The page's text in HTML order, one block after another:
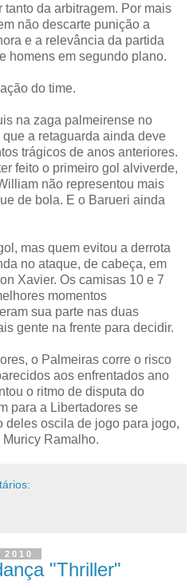
tanto da arbitragem. Por mais
não descarte punição a
e a relevância da partida
homens em segundo plano.
do time.
na zaga palmeirense no
a retaguarda ainda deve
trágicos de anos anteriores.
feito o primeiro gol alviverde,
não representou mais
de bola. E o Barueri ainda
mas quem evitou a derrota
no ataque, de cabeça, em
Xavier. Os camisas 10 e 7
momentos
sua parte nas duas
gente na frente para decidir.
o Palmeiras corre o risco
aos enfrentados ano
o ritmo de disputa do
para a Libertadores se
deles oscila de jogo para jogo,
Ramalho.
"Thriller"